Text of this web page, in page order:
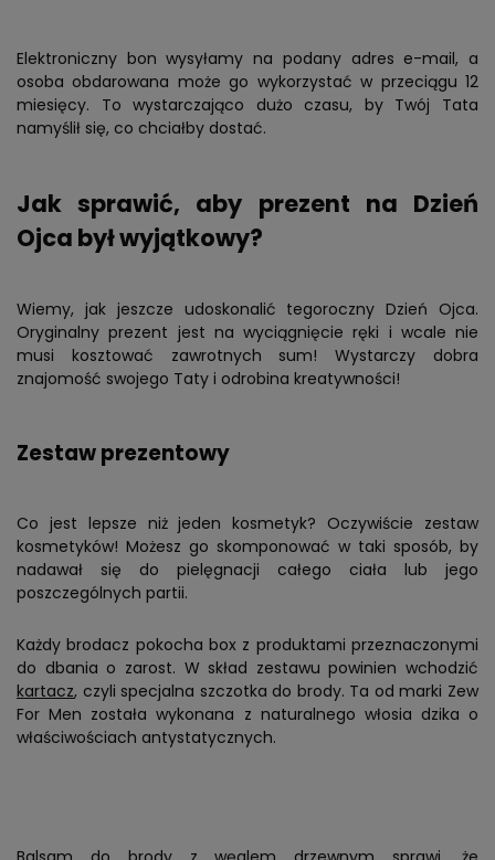
Elektroniczny bon wysyłamy na podany adres e-mail, a
osoba obdarowana może go wykorzystać w przeciągu 12
miesięcy. To wystarczająco dużo czasu, by Twój Tata
namyślił się, co chciałby dostać.
Jak sprawić, aby prezent na Dzień
Ojca był wyjątkowy?
Wiemy, jak jeszcze udoskonalić tegoroczny Dzień Ojca.
Oryginalny prezent jest na wyciągnięcie ręki i wcale nie
musi kosztować zawrotnych sum! Wystarczy dobra
znajomość swojego Taty i odrobina kreatywności!
Zestaw prezentowy
Co jest lepsze niż jeden kosmetyk? Oczywiście zestaw
kosmetyków! Możesz go skomponować w taki sposób, by
nadawał się do pielęgnacji całego ciała lub jego
poszczególnych partii.
Każdy brodacz pokocha box z produktami przeznaczonymi
do dbania o zarost. W skład zestawu powinien wchodzić
kartacz, czyli specjalna szczotka do brody. Ta od marki Zew
For Men została wykonana z naturalnego włosia dzika o
właściwościach antystatycznych.